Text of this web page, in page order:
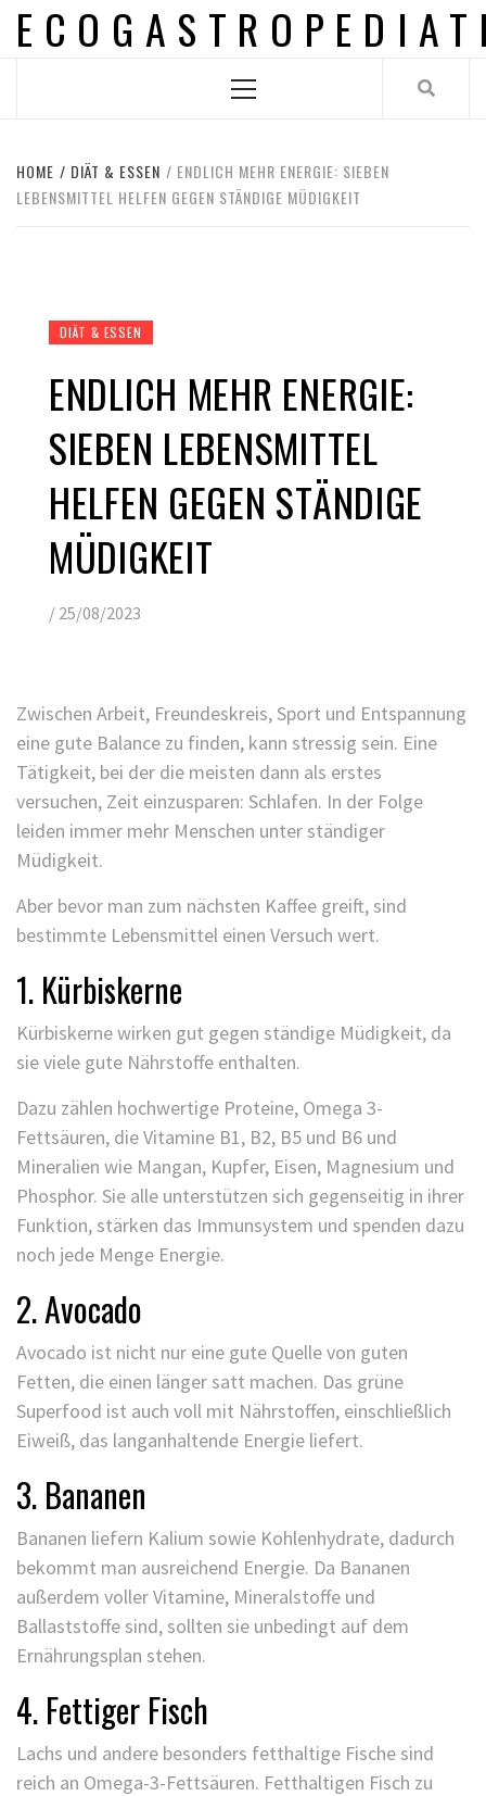
Skip
Menu
HOME DIÄT & ESSEN
ENDLICH MEHR ENERGIE: SIEBEN
LEBENSMITTEL HELFEN GEGEN STÄNDIGE MÜDIGKEIT
DIÄT & ESSEN
ENDLICH MEHR ENERGIE:
SIEBEN LEBENSMITTEL
HELFEN GEGEN STÄNDIGE
MÜDIGKEIT
/ 25/08/2023
Zwischen Arbeit, Freundeskreis, Sport und Entspannung
eine gute Balance zu finden, kann stressig sein. Eine
Tätigkeit, bei der die meisten dann als erstes
versuchen, Zeit einzusparen: Schlafen. In der Folge
leiden immer mehr Menschen unter ständiger
Müdigkeit.
Aber bevor man zum nächsten Kaffee greift, sind
bestimmte Lebensmittel einen Versuch wert.
1. Kürbiskerne
Kürbiskerne wirken gut gegen ständige Müdigkeit, da
sie viele gute Nährstoffe enthalten.
Dazu zählen hochwertige Proteine, Omega 3-
Fettsäuren, die Vitamine B1, B2, B5 und B6 und
Mineralien wie Mangan, Kupfer, Eisen, Magnesium und
Phosphor. Sie alle unterstützen sich gegenseitig in ihrer
Funktion, stärken das Immunsystem und spenden dazu
noch jede Menge Energie.
2. Avocado
Avocado ist nicht nur eine gute Quelle von guten
Fetten, die einen länger satt machen. Das grüne
Superfood ist auch voll mit Nährstoffen, einschließlich
Eiweiß, das langanhaltende Energie liefert.
3. Bananen
Bananen liefern Kalium sowie Kohlenhydrate, dadurch
bekommt man ausreichend Energie. Da Bananen
außerdem voller Vitamine, Mineralstoffe und
Ballaststoffe sind, sollten sie unbedingt auf dem
Ernährungsplan stehen.
4. Fettiger Fisch
Lachs und andere besonders fetthaltige Fische sind
reich an Omega-3-Fettsäuren. Fetthaltigen Fisch zu